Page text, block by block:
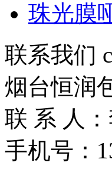
珠光膜
联系我们
烟台恒润
联 系 人
手机号：